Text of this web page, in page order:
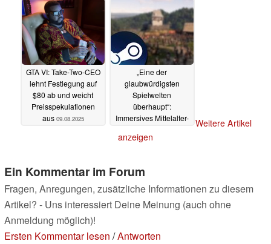
GTA VI: Take-Two-CEO
lehnt Festlegung auf
$80 ab und weicht
Preisspekulationen
aus 09.08.2025
„Eine der
glaubwürdigsten
Spielwelten
überhaupt“:
Immersives Mittelalter-
Steam – 125.000
Weitere Artikel
anzeigen
Ein Kommentar im Forum
Fragen, Anregungen, zusätzliche Informationen zu diesem
Artikel? - Uns interessiert Deine Meinung (auch ohne
Anmeldung möglich)!
Ersten Kommentar lesen /Antworten